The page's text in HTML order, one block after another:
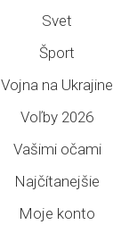
Svet
Šport
Vojna na Ukrajine
Voľby 2026
Vašimi očami
Najčítanejšie
Moje konto